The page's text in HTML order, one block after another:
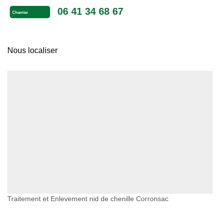
Chantier 06 41 34 68 67
Nous localiser
Traitement et Enlevement nid de chenille Corronsac